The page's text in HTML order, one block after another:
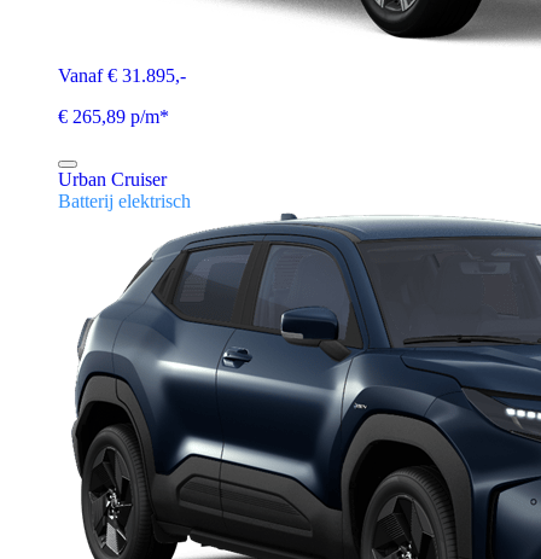
Vanaf € 31.895,-
€ 265,89 p/m*
Urban Cruiser
Batterij elektrisch